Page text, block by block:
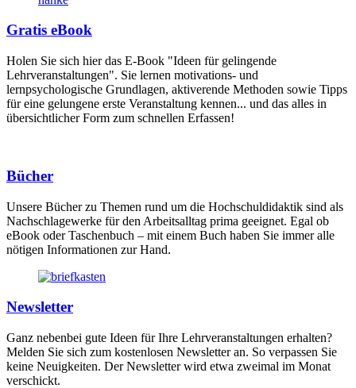
Gratis eBook
Holen Sie sich hier das E-Book "Ideen für gelingende
Lehrveranstaltungen". Sie lernen motivations- und
lernpsychologische Grundlagen, aktiverende Methoden sowie Tipps
für eine gelungene erste Veranstaltung kennen... und das alles in
übersichtlicher Form zum schnellen Erfassen!
Bücher
Unsere Bücher zu Themen rund um die Hochschuldidaktik sind als
Nachschlagewerke für den Arbeitsalltag prima geeignet. Egal ob
eBook oder Taschenbuch – mit einem Buch haben Sie immer alle
nötigen Informationen zur Hand.
Newsletter
Ganz nebenbei gute Ideen für Ihre Lehrveranstaltungen erhalten?
Melden Sie sich zum kostenlosen Newsletter an. So verpassen Sie
keine Neuigkeiten. Der Newsletter wird etwa zweimal im Monat
verschickt.